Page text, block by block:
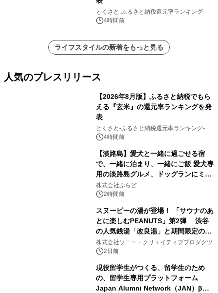
とくさと-ふるさと納税還元率ランキング-
4時間前
ライフスタイルの新着をもっと見る
人気のプレスリリース
【2026年8月版】ふるさと納税でもら
える『玄米』の還元率ランキングを発
表
とくさと-ふるさと納税還元率ランキング-
4時間前
【淡路島】愛犬と一緒に過ごせる宿
で、一緒に泊まり、一緒にご飯 愛犬専
用の淡路島グルメ、ドッグランにミニ
プール グランピングとトレーラーハウ
スの2施設で
株式会社ぷらど
2時間前
スヌーピーの湯が登場！ 「サウナのあ
とに楽しむPEANUTS」第2弾 渋谷
の人気銭湯「改良湯」と期間限定のコ
ラボレーション サウナイキタイコラ
ボグッズも発売決定！
株式会社ソニー・クリエイティブプロダクツ
2日前
現役留学生がつくる、留学生のため
の、留学生専用プラットフォーム
Japan Alumni Network（JAN）β版